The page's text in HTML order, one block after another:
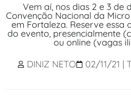
Vem aí, nos dias 2 e 3 de
Convenção Nacional da
em Fortaleza. Reserve
do evento, presencialmente
ou online (vagas
DINIZ NETO
02/11/21 |